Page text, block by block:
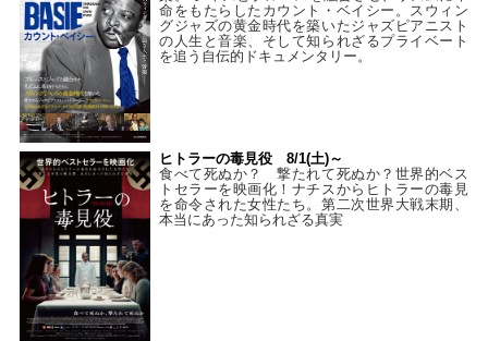
命をもたらしたカウント・ベイシー。スウィン
グジャズの黄金時代を築いたジャズピアニスト
の人生と音楽、そして知られざるプライベート
を追う自伝的ドキュメンタリー。
ヒトラーの毒見役 8/1(土)～
食べて死ぬか？ 撃たれて死ぬか？世界的ベス
トセラーを映画化！ナチスからヒトラーの毒見
を命令された女性たち。第二次世界大戦末期、
本当にあった知られざる真実